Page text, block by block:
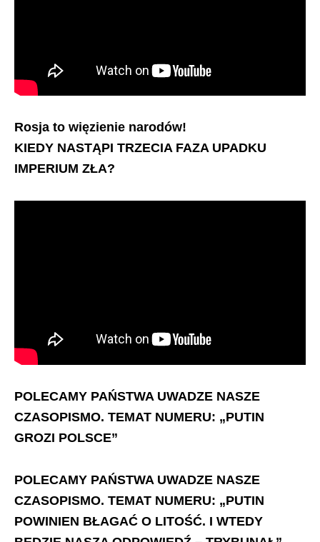
Rosja to więzienie narodów!
KIEDY NASTĄPI TRZECIA FAZA UPADKU
IMPERIUM ZŁA?
POLECAMY PAŃSTWA UWADZE NASZE
CZASOPISMO. TEMAT NUMERU: „PUTIN
GROZI POLSCE”
POLECAMY PAŃSTWA UWADZE NASZE
CZASOPISMO. TEMAT NUMERU: „PUTIN
POWINIEN BŁAGAĆ O LITOŚĆ. I WTEDY